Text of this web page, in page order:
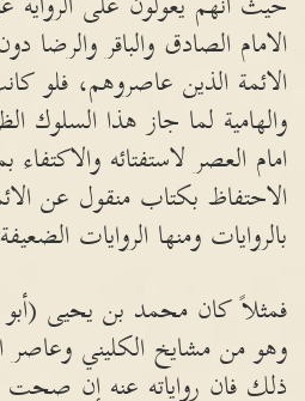
الامام الصادق والباقر والرضا
الائمة الذين عاصروهم، فلو
والهامية لما جاز هذا السلوك
امام العصر لاستفتائه
الاحتفاظ بكتاب منقول عن
بالروايات ومنها الروايات
فمثلاً كان محمد بن يحيى
وهو من مشايخ الكليني وعاصر
ذلك فان رواياته عنه إن صحت